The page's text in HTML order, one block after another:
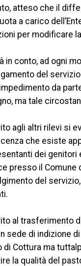
atteso che il
a carico
per modificare
in conto, ad ogni
del
da
ma tale
agli altri rilevi si
che esiste
dei genitori
presso il Comune
del
al trasferimento
in sede di indizione
di Cottura ma
la qualità del